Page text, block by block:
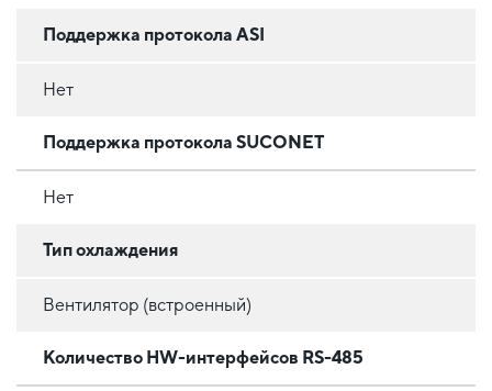
Поддержка протокола ASI
Нет
Поддержка протокола SUCONET
Нет
Тип охлаждения
Вентилятор (встроенный)
Количество HW-интерфейсов RS-485